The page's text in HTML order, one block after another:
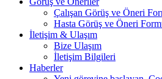
Çalışan Görüş ve Öneri
Hasta Görüş ve Öneri
İletişim & Ulaşım
Bize Ulaşım
İletişim Bilgileri
Haberler